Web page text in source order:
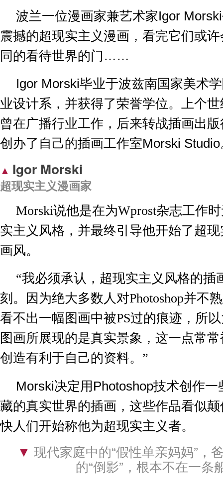
波兰一位漫画家兼艺术家Igor Morski
震撼的超现实主义漫画，看完它们或
同的看待世界的门……
Igor Morski毕业于波兹南国家美术
业设计系，并获得了荣誉学位。上个世
曾在广播行业工作，后来转战插画出
创办了自己的插画工作室Morski Studio
▲ Igor Morski
超现实主义漫画家
Morski说他是在为Wprost杂志工作
实主义风格，并最终引导他开始了超
画风。
“我必须承认，超现实主义风格的插
刻。因为绝大多数人对Photoshop并不
看不出一幅图画中被PS过的痕迹，所
图画所展现的是真实景象，这一点常
创造有利于自己的资料。 ”
Morski决定用 Photoshop技术创作一
藏的真实世界的插画，这些作品看似
快人们开始称他为超现实主义者。
▼ 现代家庭中的“假性单亲妈妈”，
的“倒影”，根本不在一条